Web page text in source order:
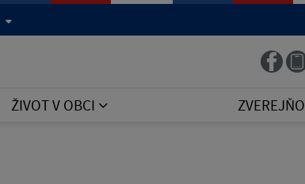
ŽIVOT V OBCI